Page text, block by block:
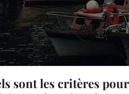
sont les critères pour